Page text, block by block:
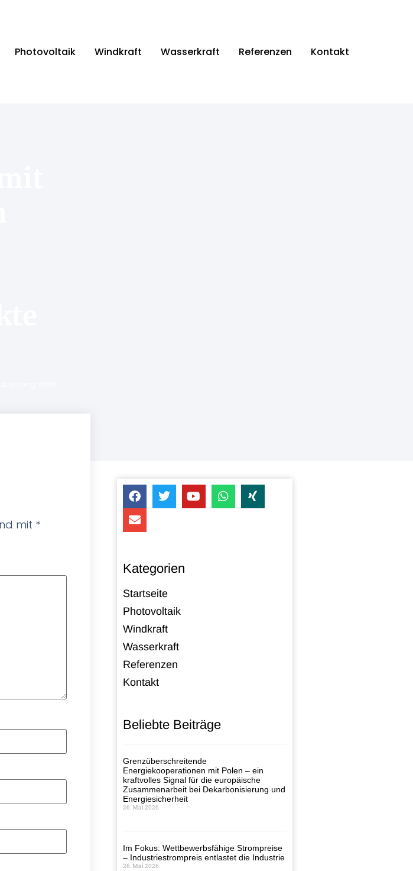
Photovoltaik Windkraft Wasserkraft Referenzen Kontakt
mit *
Kategorien
Startseite
Photovoltaik
Windkraft
Wasserkraft
Referenzen
Kontakt
Beliebte Beiträge
Grenzüberschreitende
Energiekooperationen mit Polen – ein
kraftvolles Signal für die europäische
Zusammenarbeit bei Dekarbonisierung und
Energiesicherheit
26. Mai 2026
Im Fokus: Wettbewerbsfähige Strompreise
– Industriestrompreis entlastet die Industrie
26. Mai 2026